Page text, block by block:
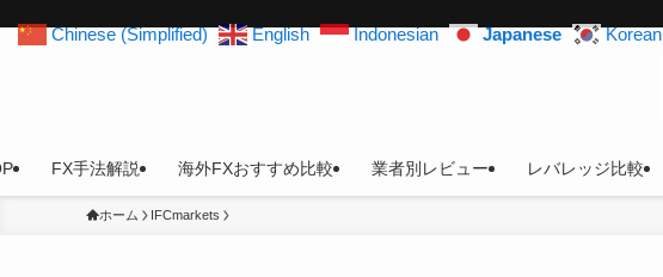
FX手法解説 海外FXおすすめ比較 業者別レビュー レバレッジ比較
ホーム IFCmarkets
Chinese (Simplified) English Indonesian Japanese Korean